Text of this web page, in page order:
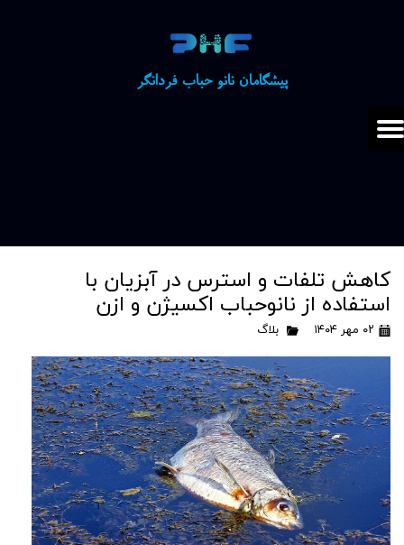
​​پیشگامان نانو حباب فردانگر
کاهش تلفات و استرس در آبزیان با
استفاده از نانوحباب اکسیژن و ازن
۰۲ مهر ۱۴۰۴ بلاگ